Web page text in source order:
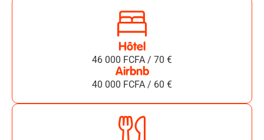
Hôtel
46 000 FCFA / 70 €
Airbnb
40 000 FCFA / 60 €